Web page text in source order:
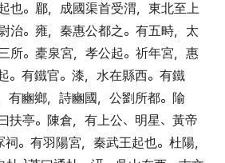
也。 郿， 成國渠首受渭， 東北至上
治。 雍， 秦惠公都之。 有五畤， 太
所。 橐泉宮， 孝公起。 祈年宮， 惠
。 有鐵官。 漆， 水在縣西。 有鐵
有豳鄉， 詩豳國， 公劉所都。 隃
扶亭。 陳倉， 有上公、 明星、 黃帝
祠。 有羽陽宮， 秦武王起也。 杜陽，